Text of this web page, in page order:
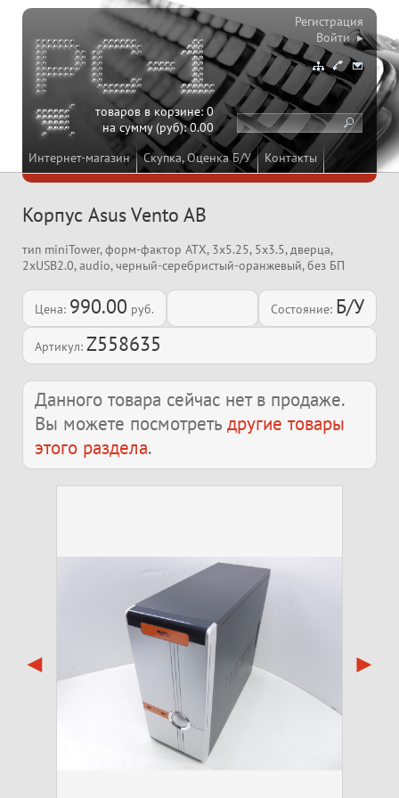
Интернет-магазин Скупка, Оценка Б/У Контакты
товаров в корзине:0
на сумму (руб):0.00
Регистрация
Войти ▸
Корпус Asus Vento AB
тип miniTower, форм-фактор ATX, 3x5.25, 5x3.5, дверца,
2xUSB2.0, audio, черный-серебристый-оранжевый, без БП
Цена: 990.00 руб. Состояние: Б/У
Артикул: Z558635
Данного товара сейчас нет в продаже.
Вы можете посмотреть другие товары
этого раздела.